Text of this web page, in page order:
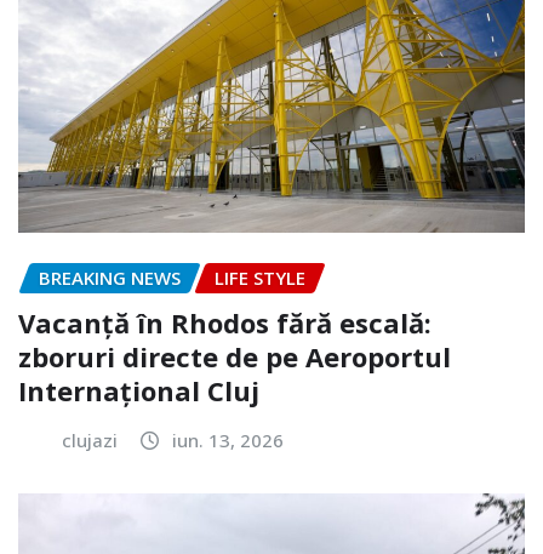
BREAKING NEWS LIFE STYLE
Vacanță în Rhodos fără escală:
zboruri directe de pe Aeroportul
Internațional Cluj
clujazi iun. 13, 2026